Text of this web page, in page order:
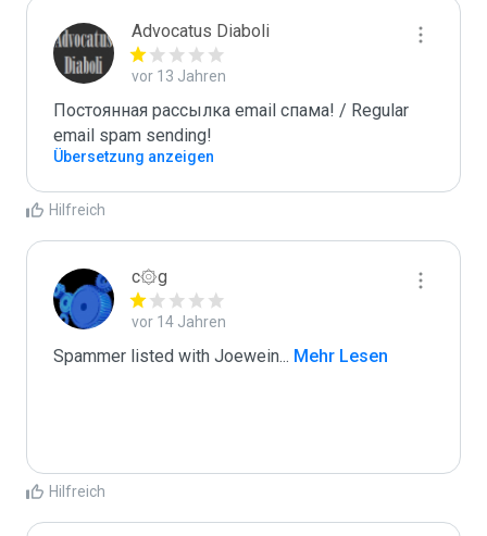
Advocatus Diaboli
vor 13 Jahren
Постоянная рассылка email спама! / Regular
email spam sending!
Übersetzung anzeigen
Hilfreich
c۞g
vor 14 Jahren
Spammer listed with Joewein ... Mehr Lesen
Hilfreich